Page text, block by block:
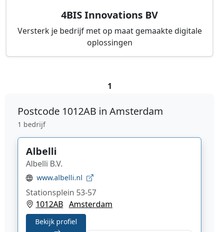
4BIS Innovations BV
Versterk je bedrijf met op maat gemaakte digitale
oplossingen
1
Postcode 1012AB in Amsterdam
1 bedrijf
Albelli
Albelli B.V.
www.albelli.nl
Stationsplein 53-57
1012AB Amsterdam
Bekijk profiel